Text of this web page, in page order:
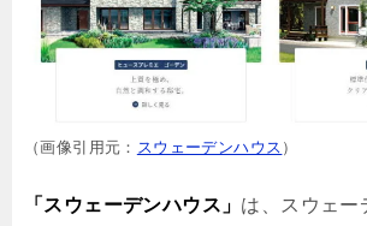
（画像引用元： スウェーデンハウス ）
「スウェーデンハウス」 は、スウェー